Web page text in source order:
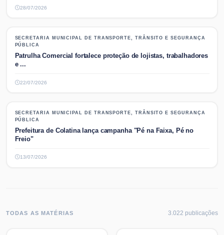
28/07/2026
SECRETARIA MUNICIPAL DE TRANSPORTE, TRÂNSITO E SEGURANÇA
PÚBLICA
SECRETARIA MUNICIPAL DE TRANSPORTE, TRÂNSITO E SEGURANÇA
PÚBLICA
Patrulha Comercial fortalece proteção de lojistas, trabalhadores
e ...
22/07/2026
SECRETARIA MUNICIPAL DE TRANSPORTE, TRÂNSITO E SEGURANÇA
PÚBLICA
SECRETARIA MUNICIPAL DE TRANSPORTE, TRÂNSITO E SEGURANÇA
PÚBLICA
Prefeitura de Colatina lança campanha "Pé na Faixa, Pé no
Freio"
13/07/2026
TODAS AS MATÉRIAS 3.022 publicações